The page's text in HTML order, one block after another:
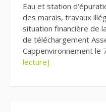
Eau et station
des marais, travaux
situation financière de
de téléchargement
Cappenvironnement le
lecture]